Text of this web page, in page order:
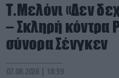
Τ.Μελόνι «Δεν
– Σκληρή κόντρα
σύνορα Σένγκεν
07.08.2026 | 18:59